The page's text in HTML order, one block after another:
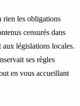
rien les obligations
censurés dans
aux législations locales.
ses règles
en vous accueillant